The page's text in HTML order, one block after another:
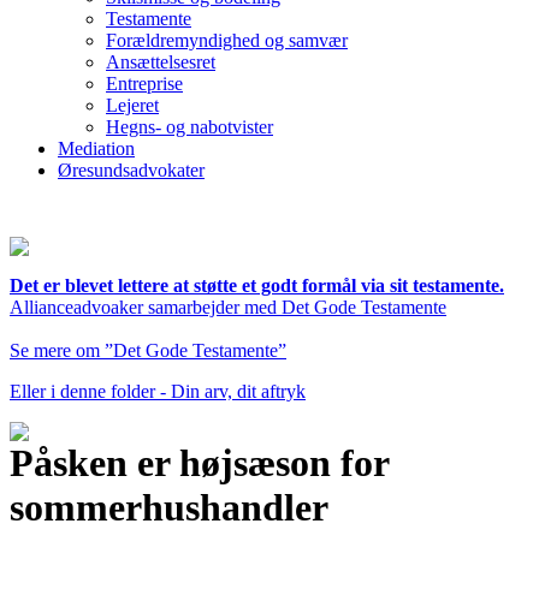
Testamente
Forældremyndighed og samvær
Ansættelsesret
Entreprise
Lejeret
Hegns- og nabotvister
Mediation
Øresundsadvokater
Det er blevet lettere at støtte et godt formål via sit testamente.
Allianceadvoaker samarbejder med Det Gode Testamente
Se mere om ”Det Gode Testamente”
Eller i denne folder - Din arv, dit aftryk
Påsken er højsæson for
sommerhushandler